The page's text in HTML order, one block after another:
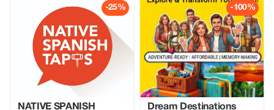
-25%
NATIVE SPANISH
-100%
Dream Destinations